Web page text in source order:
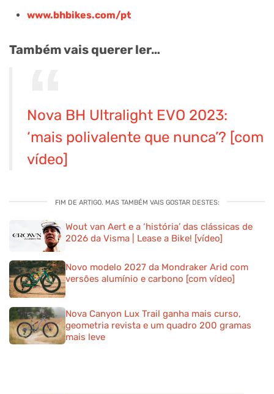
www.bhbikes.com/pt
Também vais querer ler…
Nova BH Ultralight EVO 2023:
‘mais polivalente que nunca’? [com
vídeo]
FIM DE ARTIGO. MAS TAMBÉM VAIS GOSTAR DESTES:
Wout van Aert e a ‘história’ das clássicas de
2026 da Visma | Lease a Bike! [vídeo]
Novo modelo 2027 da Mondraker Arid com
versões alumínio e carbono [com vídeo]
Nova Canyon Lux Trail ganha mais curso,
geometria revista e um quadro 200 gramas
mais leve